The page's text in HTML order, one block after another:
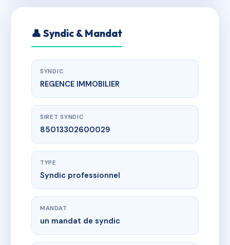
👤 Syndic & Mandat
SYNDIC
REGENCE IMMOBILIER
SIRET SYNDIC
85013302600029
TYPE
Syndic professionnel
MANDAT
un mandat de syndic